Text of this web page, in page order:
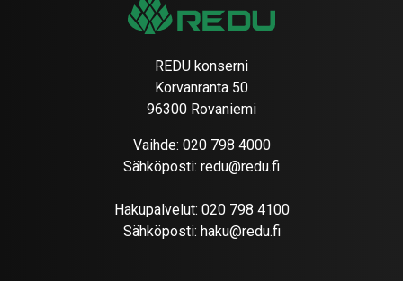
REDU konserni
Korvanranta 50
96300 Rovaniemi
Vaihde: 020 798 4000
Sähköposti: redu@redu.fi
Hakupalvelut: 020 798 4100
Sähköposti: haku@redu.fi